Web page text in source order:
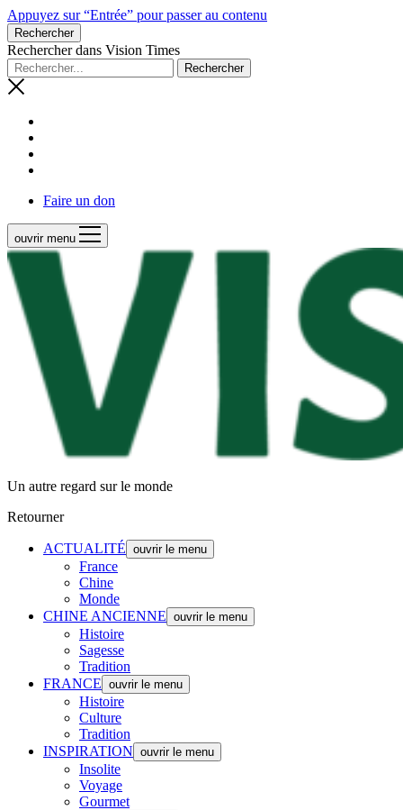
Appuyez sur “Entrée” pour passer au contenu
Rechercher
Rechercher dans Vision Times
Faire un don
ouvrir menu
Un autre regard sur le monde
Retourner
ACTUALITÉ ouvrir le menu
France
Chine
Monde
CHINE ANCIENNE ouvrir le menu
Histoire
Sagesse
Tradition
FRANCE ouvrir le menu
Histoire
Culture
Tradition
INSPIRATION ouvrir le menu
Insolite
Voyage
Gourmet